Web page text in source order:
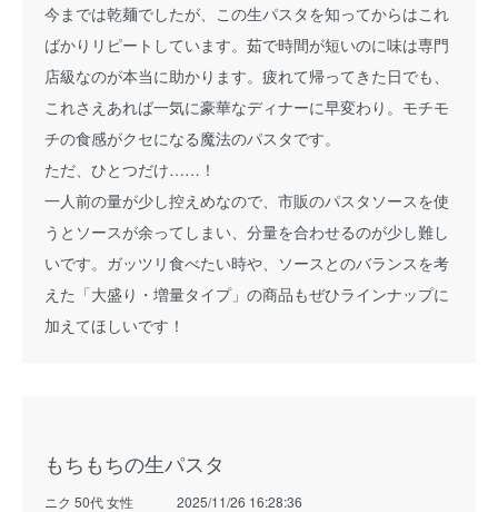
今までは乾麺でしたが、この生パスタを知ってからはこれ
ばかりリピートしています。茹で時間が短いのに味は専門
店級なのが本当に助かります。疲れて帰ってきた日でも、
これさえあれば一気に豪華なディナーに早変わり。モチモ
チの食感がクセになる魔法のパスタです。
ただ、ひとつだけ……！
一人前の量が少し控えめなので、市販のパスタソースを使
うとソースが余ってしまい、分量を合わせるのが少し難し
いです。ガッツリ食べたい時や、ソースとのバランスを考
えた「大盛り・増量タイプ」の商品もぜひラインナップに
加えてほしいです！
もちもちの生パスタ
ニク 50代 女性 2025/11/26 16:28:36